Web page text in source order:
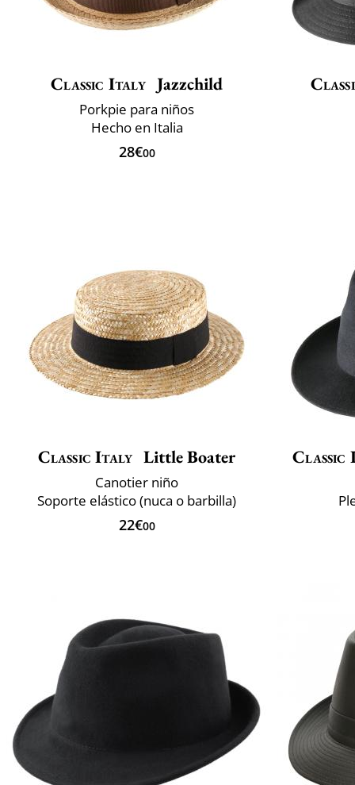
Classic Italy Jazzchild
Porkpie para niños
Hecho en Italia
28€00
Classic Italy Little Boater
Canotier niño
Soporte elástico (nuca o barbilla)
22€00
Classic